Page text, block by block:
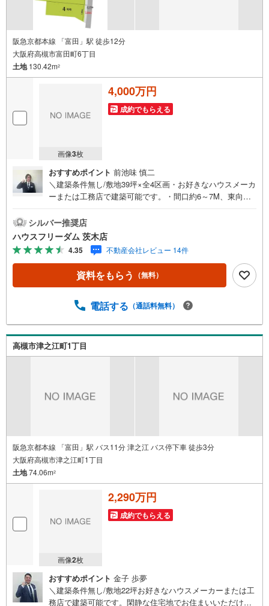
阪急京都本線 「富田」駅 徒歩12分
大阪府高槻市富田町6丁目
土地130.42m2
画像3枚
4,000万円
成約でもらえる
おすすめポイント 前池味 慎二
＼建築条件無し/敷地39坪×全4区画・お好きなハウスメーカ
ーまたは工務店で建築可能です。・間口約6～7M、東向き
≪*≫*≪*≫*≪*≫*≪*≫*≪*≫*≪*≫*≪現地見学のご予約、
物件詳細はお気軽にお問合せくださいハウスフリーダム茨
木店は店舗駐車場完備、キッズスペース・授乳室（エアコ
ン・空気清浄機設置）がございます・店内では物件情報を
常時1,000件以上公開中ご希望条件をお聞かせ頂けました
ら、閲覧用PCより非公開物件もご覧頂けます（フロアにキ
でも安心住宅購入のご検討中から購入後、または購入時期
てさらに分かりやすくご説明させて頂きます・お仕事帰り
など短時間の物件検索も可能です≫*≪*≫*≪*≫*≪*≫*≪*
≫*≪*≫*≪*≫*≪
シルバー推奨店
ハウスフリーダム 茨木店
4.35 不動産会社レビュー 14件
資料をもらう （無料）
電話する （通話料無料）
高槻市津之江町1丁目
阪急京都本線 「富田」駅 バス11分 津之江 バス停下車 徒歩3分
大阪府高槻市津之江町1丁目
土地74.06m2
画像2枚
2,290万円
成約でもらえる
おすすめポイント 金子 歩夢
＼建築条件無し/敷地22坪お好きなハウスメーカーまたは工
務店で建築可能です。閑静な住宅地でお住まいいただけま